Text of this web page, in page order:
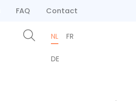
FAQ Contact
NL FR
DE